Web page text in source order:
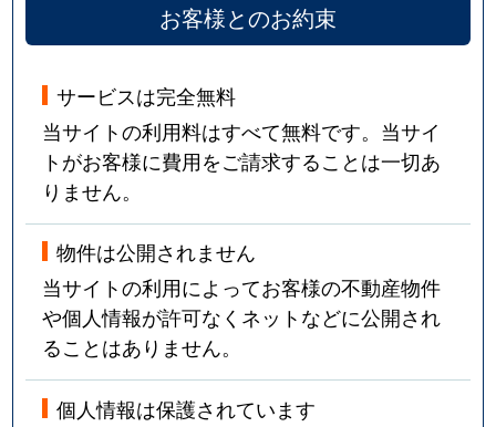
お客様とのお約束
サービスは完全無料
当サイトの利用料はすべて無料です。当サイ
トがお客様に費用をご請求することは一切あ
りません。
物件は公開されません
当サイトの利用によってお客様の不動産物件
や個人情報が許可なくネットなどに公開され
ることはありません。
個人情報は保護されています